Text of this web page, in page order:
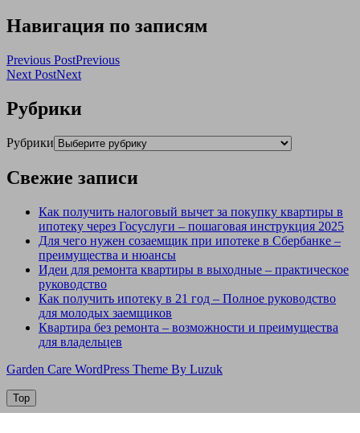
Навигация по записям
Previous PostPrevious
Next PostNext
Рубрики
Рубрики
Свежие записи
Как получить налоговый вычет за покупку квартиры в
ипотеку через Госуслуги – пошаговая инструкция 2025
Для чего нужен созаемщик при ипотеке в Сбербанке –
преимущества и нюансы
Идеи для ремонта квартиры в выходные – практическое
руководство
Как получить ипотеку в 21 год – Полное руководство
для молодых заемщиков
Квартира без ремонта – возможности и преимущества
для владельцев
Garden Care WordPress Theme By Luzuk
Top